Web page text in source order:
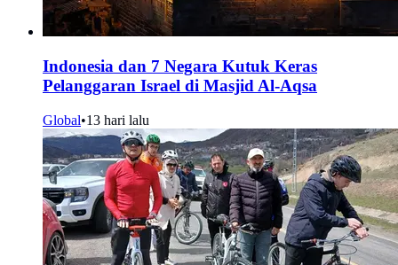
Indonesia dan 7 Negara Kutuk Keras
Pelanggaran Israel di Masjid Al-Aqsa
Global•13 hari lalu